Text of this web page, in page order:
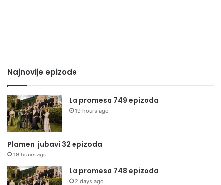
Najnovije epizode
La promesa 749 epizoda
19 hours ago
Plamen ljubavi 32 epizoda
19 hours ago
La promesa 748 epizoda
2 days ago